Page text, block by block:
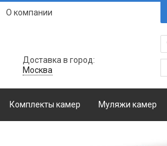
О компании
Доставка в город:
Москва
Комплекты камер Муляжи камер